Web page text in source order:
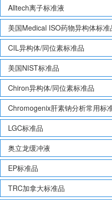
Alltech离子标准液
美国Medical ISO药物异构体标准
CIL异构体/同位素标准品
美国NIST标准品
Chiron异构体/同位素标准品
Chromogenix肝素钠分析常用标
LGC标准品
奥立龙缓冲液
EP标准品
TRC加拿大标准品